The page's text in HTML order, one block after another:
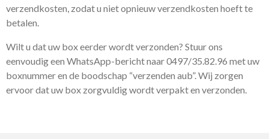
verzendkosten, zodat u niet opnieuw verzendkosten hoeft te
betalen.
Wilt u dat uw box eerder wordt verzonden? Stuur ons
eenvoudig een WhatsApp-bericht naar 0497/35.82.96 met uw
boxnummer en de boodschap “verzenden aub”. Wij zorgen
ervoor dat uw box zorgvuldig wordt verpakt en verzonden.